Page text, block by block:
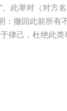
此举对（对方
撤回此前所有
律己，杜绝此